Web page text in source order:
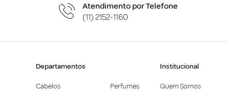
Atendimento por Telefone
(11) 2152-1160
Departamentos
Cabelos
Perfumes
Institucional
Quem Somos